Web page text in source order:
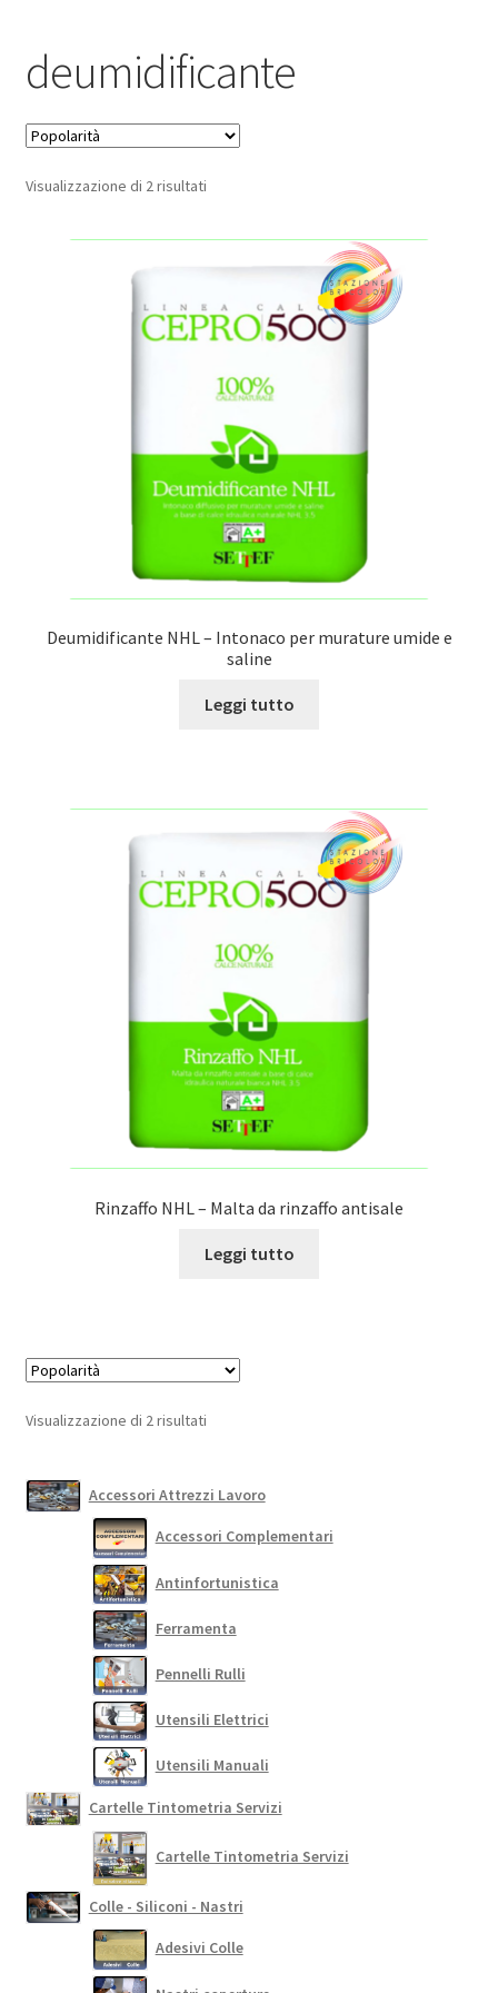
deumidificante
Visualizzazione di 2 risultatiPopolarità
Deumidificante NHL – Intonaco per murature umide e
saline
Leggi tutto
Rinzaffo NHL – Malta da rinzaffo antisale
Leggi tutto
Visualizzazione di 2 risultatiPopolarità
Accessori Attrezzi Lavoro
Accessori Complementari
Antinfortunistica
Ferramenta
Pennelli Rulli
Utensili Elettrici
Utensili Manuali
Cartelle Tintometria Servizi
Cartelle Tintometria Servizi
Colle - Siliconi - Nastri
Adesivi Colle